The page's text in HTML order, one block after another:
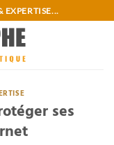
EXPERTISE...
ses